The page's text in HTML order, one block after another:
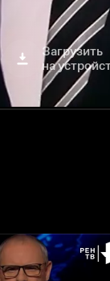
Загрузить
на